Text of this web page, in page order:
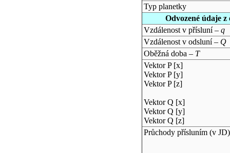
Typ planetky
Odvozené údaje
Vzdálenost v přísluní – q
Vzdálenost v odsluní – Q
Oběžná doba – T
Vektor P [x]
Vektor P [y]
Vektor P [z]
Vektor Q [x]
Vektor Q [y]
Vektor Q [z]
Průchody přísluním (v JD)